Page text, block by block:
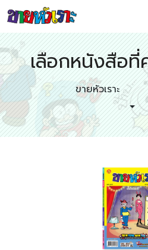
เลือกหนังสือ
ขายหัวเราะ